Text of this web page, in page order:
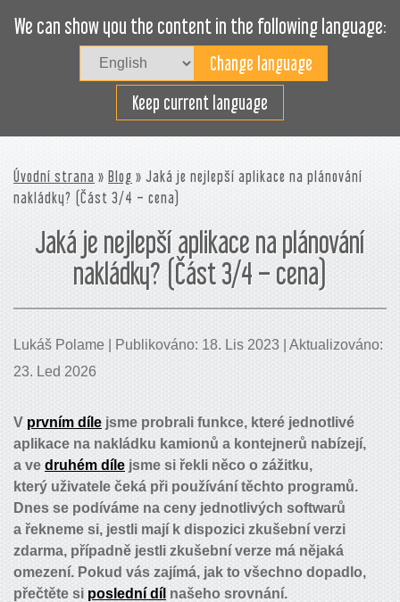
We can show you the content in the following language:
Keep current language
Plánujte nakládku efektivně
Úvodní strana » Blog » Jaká je nejlepší aplikace na plánování
nakládky? (Část 3/4 – cena)
Jaká je nejlepší aplikace na plánování
nakládky? (Část 3/4 – cena)
Lukáš Polame | Publikováno: 18. Lis 2023 | Aktualizováno:
23. Led 2026
V prvním díle jsme probrali funkce, které jednotlivé
aplikace na nakládku kamionů a kontejnerů nabízejí,
a ve druhém díle jsme si řekli něco o zážitku,
který uživatele čeká při používání těchto programů.
Dnes se podíváme na ceny jednotlivých softwarů
a řekneme si, jestli mají k dispozici zkušební verzi
zdarma, případně jestli zkušební verze má nějaká
omezení. Pokud vás zajímá, jak to všechno dopadlo,
přečtěte si poslední díl našeho srovnání.